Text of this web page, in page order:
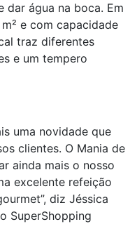
água na boca. Em
e com capacidade
traz diferentes
e um tempero
uma novidade que
clientes. O Mania de
ainda mais o nosso
excelente refeição
diz Jéssica
SuperShopping